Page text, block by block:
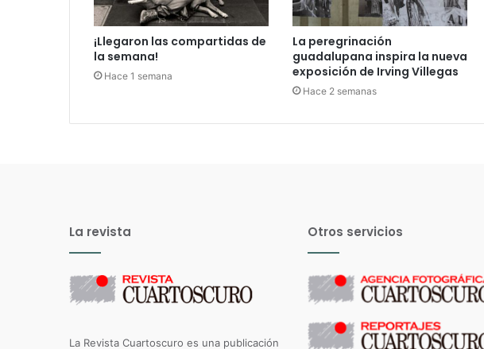
¡Llegaron las compartidas de
la semana!
Hace 1 semana
La peregrinación
guadalupana inspira la nueva
exposición de Irving Villegas
Hace 2 semanas
La revista
La Revista Cuartoscuro es una publicación
Otros servicios